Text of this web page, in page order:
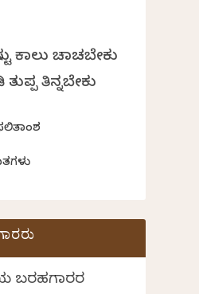
ಕಾಲು ಚಾಚಬೇಕು
ತಿನ್ನಬೇಕು
ಬರಹಗಾರರ